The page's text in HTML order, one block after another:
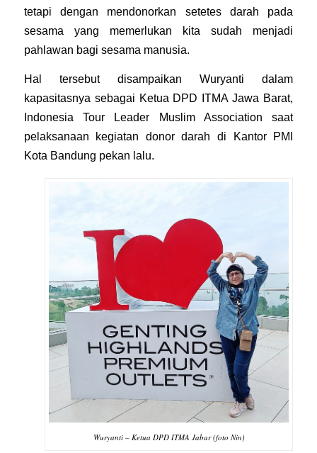
tetapi dengan mendonorkan setetes darah pada
sesama yang memerlukan kita sudah menjadi
pahlawan bagi sesama manusia.
Hal tersebut disampaikan Wuryanti dalam
kapasitasnya sebagai Ketua DPD ITMA Jawa Barat,
Indonesia Tour Leader Muslim Association saat
pelaksanaan kegiatan donor darah di Kantor PMI
Kota Bandung pekan lalu.
Wuryanti – Ketua DPD ITMA Jabar (foto Nin)